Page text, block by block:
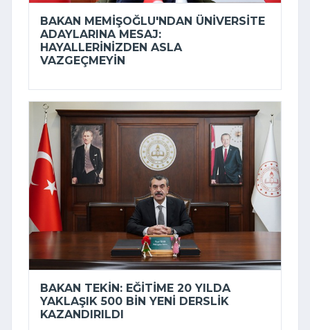
BAKAN MEMIŞOĞLU'NDAN ÜNIVERSITE
ADAYLARINA MESAJ:
HAYALLERINIZDEN ASLA
VAZGEÇMEYIN
BAKAN TEKIN: EĞITIME 20 YILDA
YAKLAŞIK 500 BIN YENI DERSLIK
KAZANDIRILDI